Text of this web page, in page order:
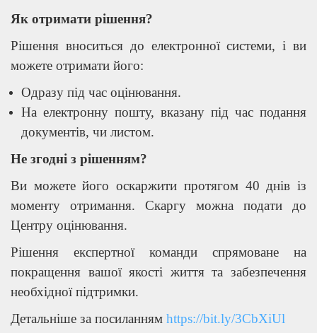
Як отримати рішення?
Рішення вноситься до електронної системи, і ви
можете отримати його:
Одразу під час оцінювання.
На електронну пошту, вказану під час подання
документів, чи листом.
Не згодні з рішенням?
Ви можете його оскаржити протягом 40 днів із
моменту отримання. Скаргу можна подати до
Центру оцінювання.
Рішення експертної команди спрямоване на
покращення вашої якості життя та забезпечення
необхідної підтримки.
Детальніше за посиланням https://bit.ly/3CbXiUl